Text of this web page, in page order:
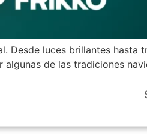
Desde luces brillantes hasta
de las tradiciones